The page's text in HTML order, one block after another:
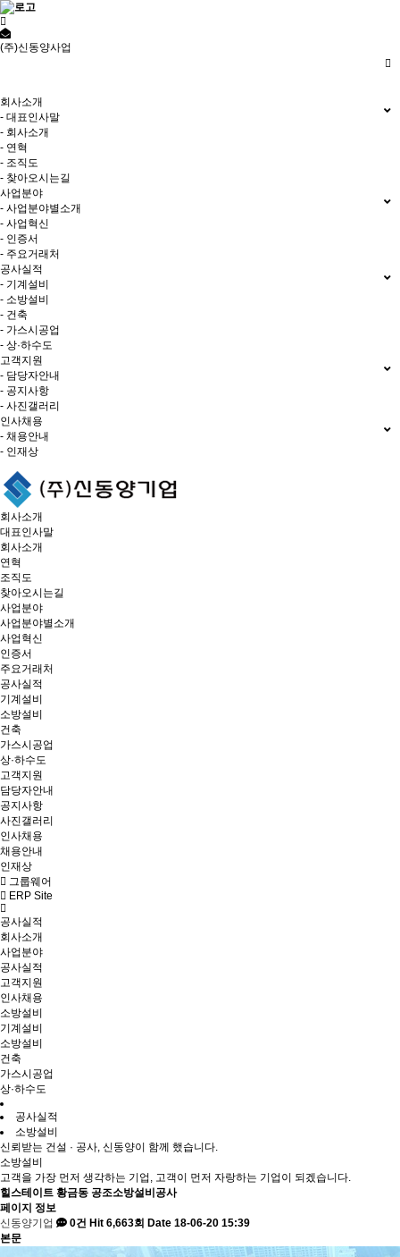
(주)신동양사업
회사소개
- 대표인사말
- 회사소개
- 연혁
- 조직도
- 찾아오시는길
사업분야
- 사업분야별소개
- 사업혁신
- 인증서
- 주요거래처
공사실적
- 기계설비
- 소방설비
- 건축
- 가스시공업
- 상·하수도
고객지원
- 담당자안내
- 공지사항
- 사진갤러리
인사채용
- 채용안내
- 인재상
회사소개
대표인사말
회사소개
연혁
조직도
찾아오시는길
사업분야
사업분야별소개
사업혁신
인증서
주요거래처
공사실적
기계설비
소방설비
건축
가스시공업
상·하수도
고객지원
담당자안내
공지사항
사진갤러리
인사채용
채용안내
인재상
그룹웨어
ERP Site
공사실적
회사소개
사업분야
공사실적
고객지원
인사채용
소방설비
기계설비
소방설비
건축
가스시공업
상·하수도
공사실적
소방설비
신뢰받는 건설 · 공사, 신동양이 함께 했습니다.
소방설비
고객을 가장 먼저 생각하는 기업, 고객이 먼저 자랑하는 기업이 되겠습니다.
힐스테이트 황금동 공조소방설비공사
페이지 정보
신동양기업
0건 Hit 6,663회 Date 18-06-20 15:39
본문